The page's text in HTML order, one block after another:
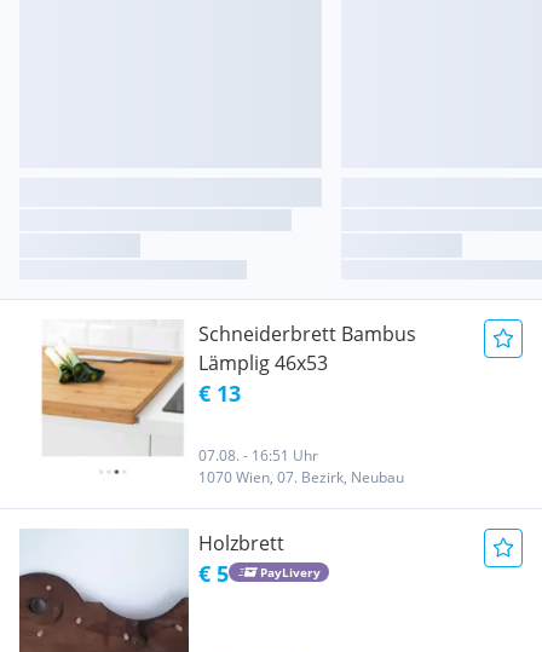
Schneiderbrett Bambus
Lämplig 46x53
€ 13
07.08. - 16:51 Uhr
1070 Wien, 07. Bezirk, Neubau
Holzbrett
€ 5 PayLivery